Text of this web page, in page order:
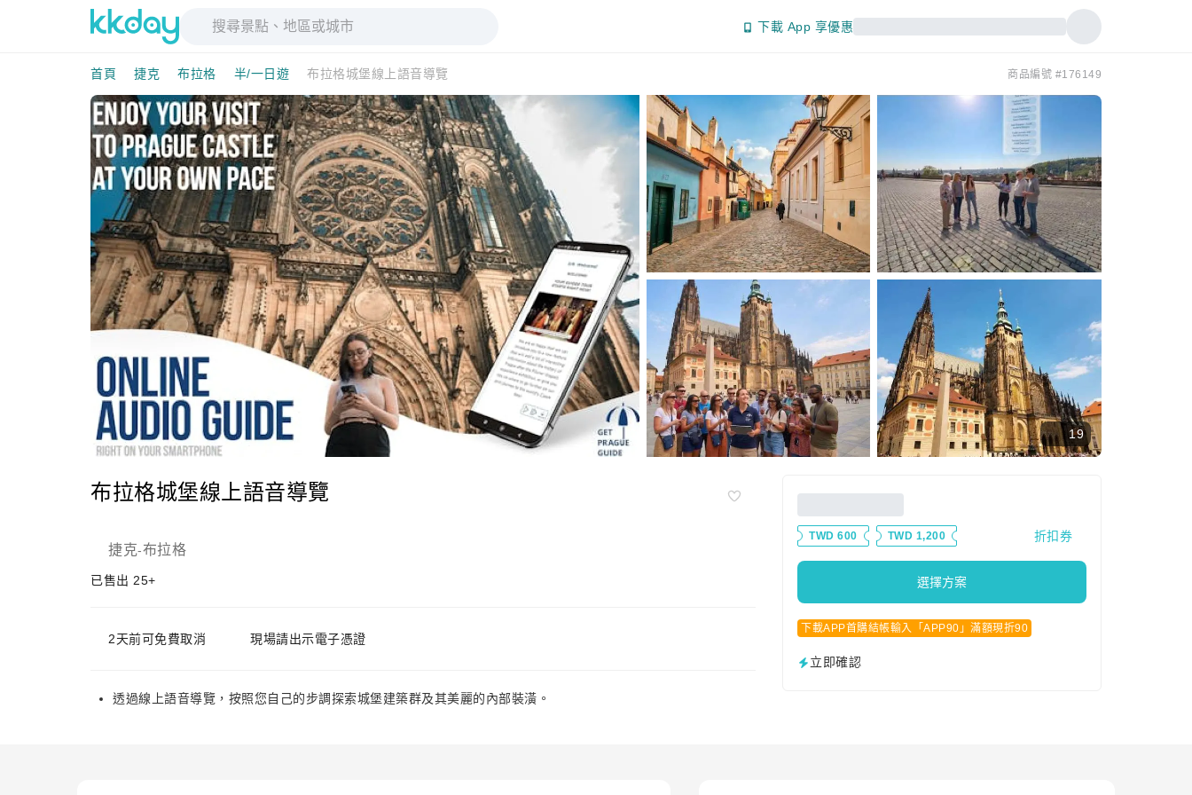
下載 App 享優惠
首頁 捷克 布拉格 半/一日遊 布拉格城堡線上語音導覽 商品編號 #176149
19
布拉格城堡線上語音導覽
捷克-布拉格
已售出 25+
2天前可免費取消 現場請出示電子憑證
透過線上語音導覽，按照您自己的步調探索城堡建築群及其美麗的內部裝潢。
TWD 600 TWD 1,200 折扣券
選擇方案
下載APP首購結帳輸入「APP90」滿額現折90
立即確認